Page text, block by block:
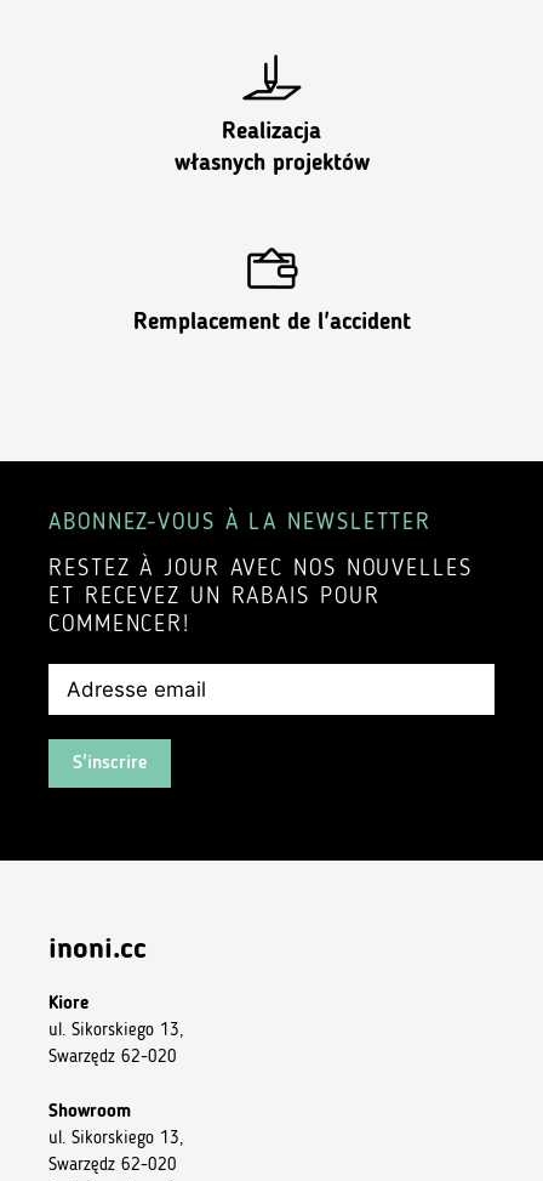
Realizacja
własnych projektów
Remplacement de l'accident
ABONNEZ-VOUS À LA NEWSLETTER
RESTEZ À JOUR AVEC NOS NOUVELLES
ET RECEVEZ UN RABAIS POUR
COMMENCER!
S'inscrire
inoni.cc
Kiore
ul. Sikorskiego 13,
Swarzędz 62-020
Showroom
ul. Sikorskiego 13,
Swarzędz 62-020